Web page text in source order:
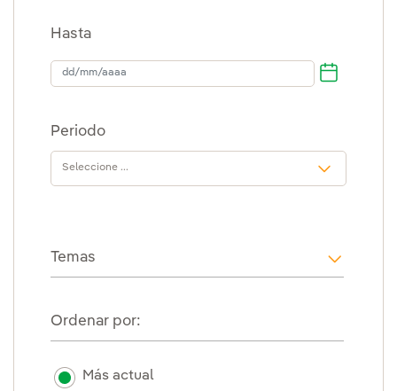
Hasta
Hasta
Periodo
Temas
Ordenar por:
Más actual